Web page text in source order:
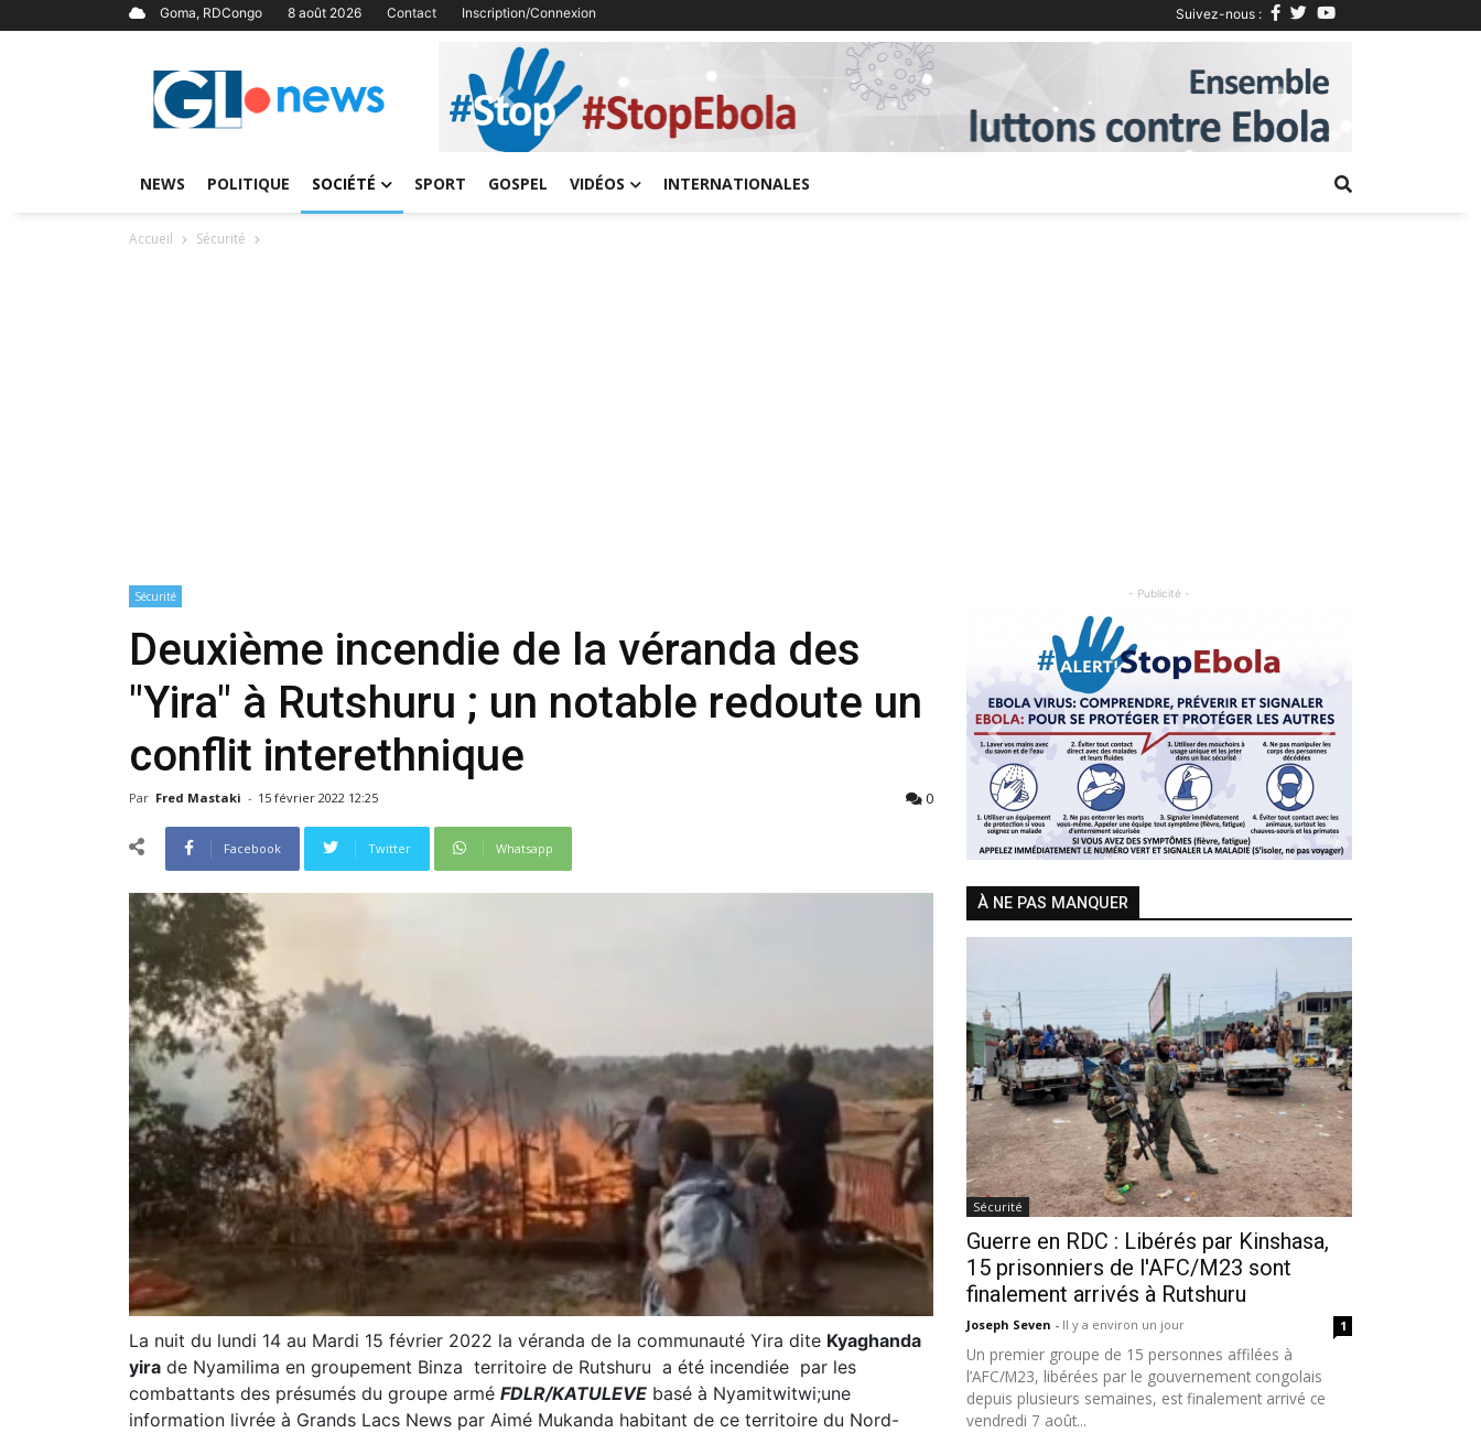
Goma, RDCongo 8 août 2026 Contact Inscription/Connexion Suivez-nous :
Previous Next
NEWS POLITIQUE SOCIÉTÉ SPORT GOSPEL VIDÉOS INTERNATIONALES
Accueil Sécurité
Sécurité
Deuxième incendie de la véranda des
"Yira" à Rutshuru ; un notable redoute un
conflit interethnique
Par Fred Mastaki - 15 février 2022 12:25 0
Facebook Twitter Whatsapp
La nuit du lundi 14 au Mardi 15 février 2022 la véranda de la communauté Yira dite Kyaghanda
yira de Nyamilima en groupement Binza territoire de Rutshuru a été incendiée par les
combattants des présumés du groupe armé FDLR/KATULEVE basé à Nyamitwitwi;une
information livrée à Grands Lacs News par Aimé Mukanda habitant de ce territoire du Nord-
- Publicité -
Previous Next
À NE PAS MANQUER
Sécurité
Guerre en RDC : Libérés par Kinshasa,
15 prisonniers de l'AFC/M23 sont
finalement arrivés à Rutshuru
Joseph Seven - Il y a environ un jour 1
Un premier groupe de 15 personnes affilées à
l’AFC/M23, libérées par le gouvernement congolais
depuis plusieurs semaines, est finalement arrivé ce
vendredi 7 août...